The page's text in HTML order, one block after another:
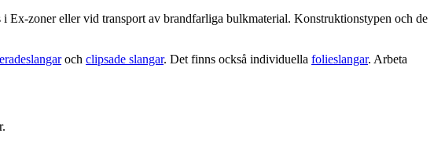
zoner eller vid transport av brandfarliga bulkmaterial. Konstruktionstypen och de
slangaroch clipsade slangar. Det finns också individuella folieslangar. Arbeta